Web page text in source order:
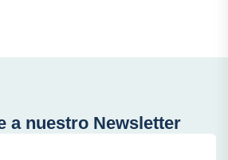
a nuestro Newsletter